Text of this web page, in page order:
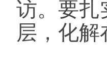
访。要扎
层，化